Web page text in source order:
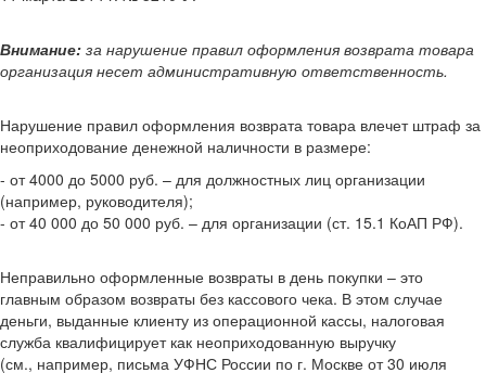
Внимание: за нарушение правил оформления возврата товара
организация несет административную ответственность.
Нарушение правил оформления возврата товара влечет штраф за
неоприходование денежной наличности в размере:
- от 4000 до 5000 руб. – для должностных лиц организации
(например, руководителя);
- от 40 000 до 50 000 руб. – для организации (ст. 15.1 КоАП РФ).
Неправильно оформленные возвраты в день покупки – это
главным образом возвраты без кассового чека. В этом случае
деньги, выданные клиенту из операционной кассы, налоговая
служба квалифицирует как неоприходованную выручку
(см., например, письма УФНС России по г. Москве от 30 июля